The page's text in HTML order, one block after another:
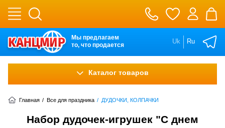
Мы предлагаем
то, что продается
Uk Ru
Каталог товаров
Главная / Все для праздника / ДУДОЧКИ, КОЛПАЧКИ
Набор дудочек-игрушек "С днем